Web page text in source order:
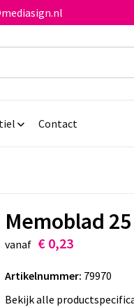
Contact
Memoblad
vanaf € 0,23
Artikelnummer: 79970
Bekijk alle